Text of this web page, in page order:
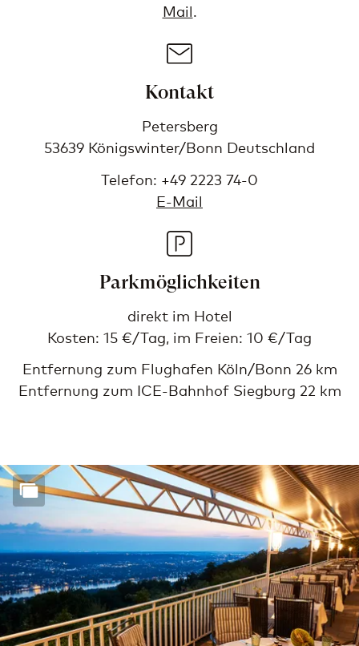
Mail.
Kontakt
Petersberg
53639 Königswinter/Bonn Deutschland
Telefon: +49 2223 74-0
E-Mail
Parkmöglichkeiten
direkt im Hotel
Kosten: 15 €/Tag, im Freien: 10 €/Tag
Entfernung zum Flughafen Köln/Bonn 26 km
Entfernung zum ICE-Bahnhof Siegburg 22 km